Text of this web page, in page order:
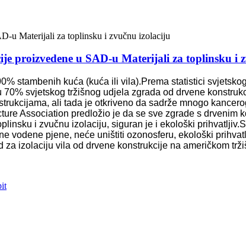
proizvedene u SAD-u Materijali za toplinsku i
stambenih kuća (kuća ili vila).Prema statistici
svjetskog tržišnog udjela zgrada od drvene
ali tada je otkriveno da sadrže mnogo
Association predložio je da se sve zgrade s drvenim
i zvučnu izolaciju, siguran je i ekološki
vodene pjene, neće uništiti ozonosferu, ekološki
izolaciju vila od drvene konstrukcije na američkom